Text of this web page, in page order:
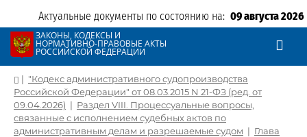
Актуальные документы по состоянию на: 09 августа 2026
ЗАКОНЫ, КОДЕКСЫ И
НОРМАТИВНО-ПРАВОВЫЕ АКТЫ
РОССИЙСКОЙ ФЕДЕРАЦИИ
| "Кодекс административного судопроизводства
Российской Федерации" от 08.03.2015 N 21-ФЗ (ред. от
09.04.2026) | Раздел VIII. Процессуальные вопросы,
связанные с исполнением судебных актов по
административным делам и разрешаемые судом | Глава